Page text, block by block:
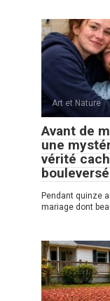
Art et Nature
Avant de
une
vérité
Pendant quinze
mariage dont